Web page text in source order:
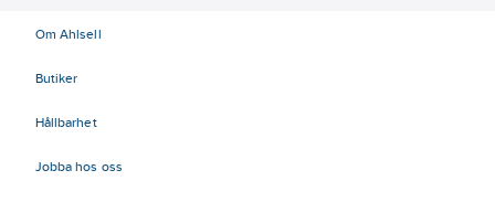
Om Ahlsell
Butiker
Hållbarhet
Jobba hos oss